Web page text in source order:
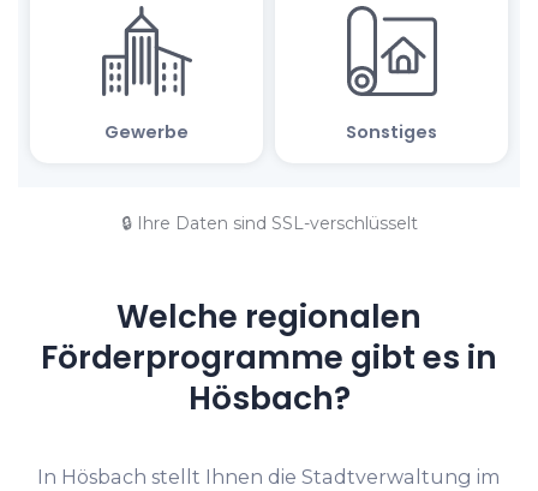
🔒 Ihre Daten sind SSL-verschlüsselt
Welche regionalen
Förderprogramme gibt es in
Hösbach?
In Hösbach stellt Ihnen die Stadtverwaltung im